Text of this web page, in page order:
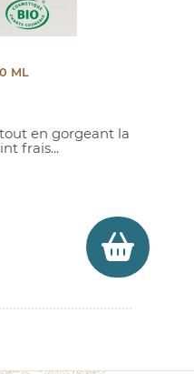
ML
en gorgeant la
frais...